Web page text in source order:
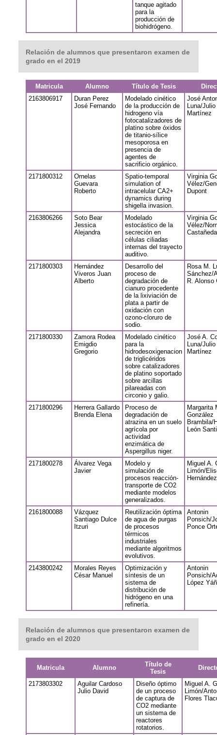
tanque agitado
para la
producción de
biohidrógeno.
Relación de alumnos que presentaron examen de
grado en el 2019
Matricula Alumno Título de Tesis
2163806917
Duran Perez
José Fernando
Modelado cinético
de la producción de
hidrogeno vía
fotocatalizadores de
platino sobre óxidos
de titanio-sílice
mesoporosa en
presencia de
agentes de
sacrificio orgánico.
José
Luna/
Martínez
2171800312
Ornelas
Guevara
Roberto
Spatio-temporal
simulation of
intracelular CA2+
dynamics during
shigella invasion.
Virginia
Vélez/
Dupont
2163806266
Soto Bear
Jessica
Alejandra
Modelado
estocástico de la
secreción en
células ciliadas
internas del trayecto
auditivo.
Virginia
Vélez/
2171800303
Hernández
Viveros Juan
Alberto
Desarrollo del
proceso de
degradación de
cianuro procedente
de la lixiviación de
plata a partir de
oxidación con
ozono-cloruro de
sodio.
Rosa M.
Sánchez/
R. Alonso
2171800330
Zamora Rodea
Emigdio
Gregorio
Modelado cinético
para la
hidrodesoxigenacion
de triglicéridos
sobre catalizadores
de platino soportado
sobre arcillas
pilareadas con
circonio y galio.
José A.
Luna/
Martínez
2171800296
Herrera Gallardo
Brenda Elena
Proceso de
degradación de
atrazina en un suelo
agrícola por
actividad
enzimática de
Aspergillus niger.
Margarita
González
Brambila/
León
2171800278
Álvarez Vega
Javier
Modelo y
simulación de
procesos reacción-
transporte de CO2
mediante modelos
generalizados.
Miguel A.
Limón/
2161800088
Vázquez
Santiago Dulce
Itzuri
Reutilización óptima
de agua de purgas
de procesos
térmicos
industriales
mediante algoritmos
evolutivos.
Antonin
Ponsich/
Ponce
2143800242
Morales Reyes
César Manuel
Optimización y
síntesis de un
sistema de
distribución de
hidrógeno en una
refinería.
Antonin
Ponsich/
López
Relación de alumnos que presentaron examen de
grado en el 2020
Matricula Alumno
Título de
Tesis
2173803302
Aguilar Cardoso
Julio David
Diseño óptimo
de un proceso
de captura de
CO2 mediante
un sistema de
reactores
rotatorios.
Miguel A.
Limón/
Flores